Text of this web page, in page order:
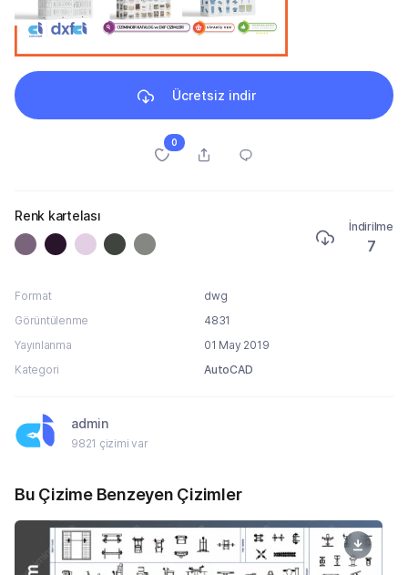
Ücretsiz indir
0
Renk kartelası
İndirilme
7
Format
dwg
Görüntülenme
4831
Yayınlanma
01 May 2019
Kategori
AutoCAD
admin
9821 çizimi var
Bu Çizime Benzeyen Çizimler